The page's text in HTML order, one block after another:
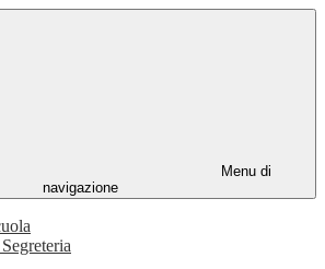
Menu di
navigazione